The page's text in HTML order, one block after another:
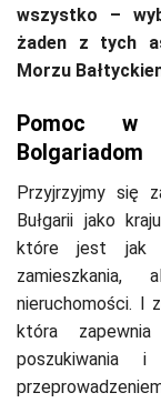
wszystko –
żaden z tych
Morzu
Pomoc w
Bolgariadom
Przyjrzyjmy się
Bułgarii jako
które jest jak
nieruchomości. I
która
poszukiwania